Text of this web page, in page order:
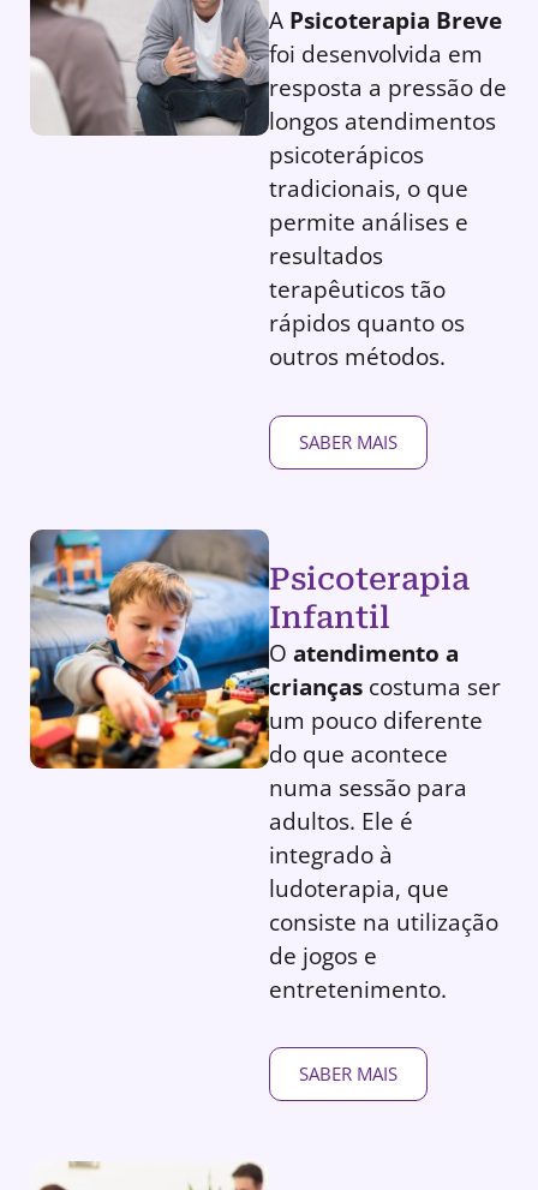
A Psicoterapia Breve
foi desenvolvida em
resposta a pressão de
longos atendimentos
psicoterápicos
tradicionais, o que
permite análises e
resultados
terapêuticos tão
rápidos quanto os
outros métodos.
SABER MAIS
Psicoterapia
Infantil
O atendimento a
crianças costuma ser
um pouco diferente
do que acontece
numa sessão para
adultos. Ele é
integrado à
ludoterapia, que
consiste na utilização
de jogos e
entretenimento.
SABER MAIS